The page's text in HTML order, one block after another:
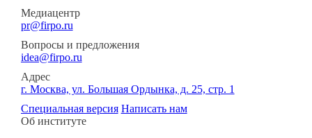
Медиацентр
pr@firpo.ru
Вопросы и предложения
idea@firpo.ru
Адрес
г. Москва, ул. Большая Ордынка, д. 25, стр. 1
Специальная версия Написать нам
Об институте